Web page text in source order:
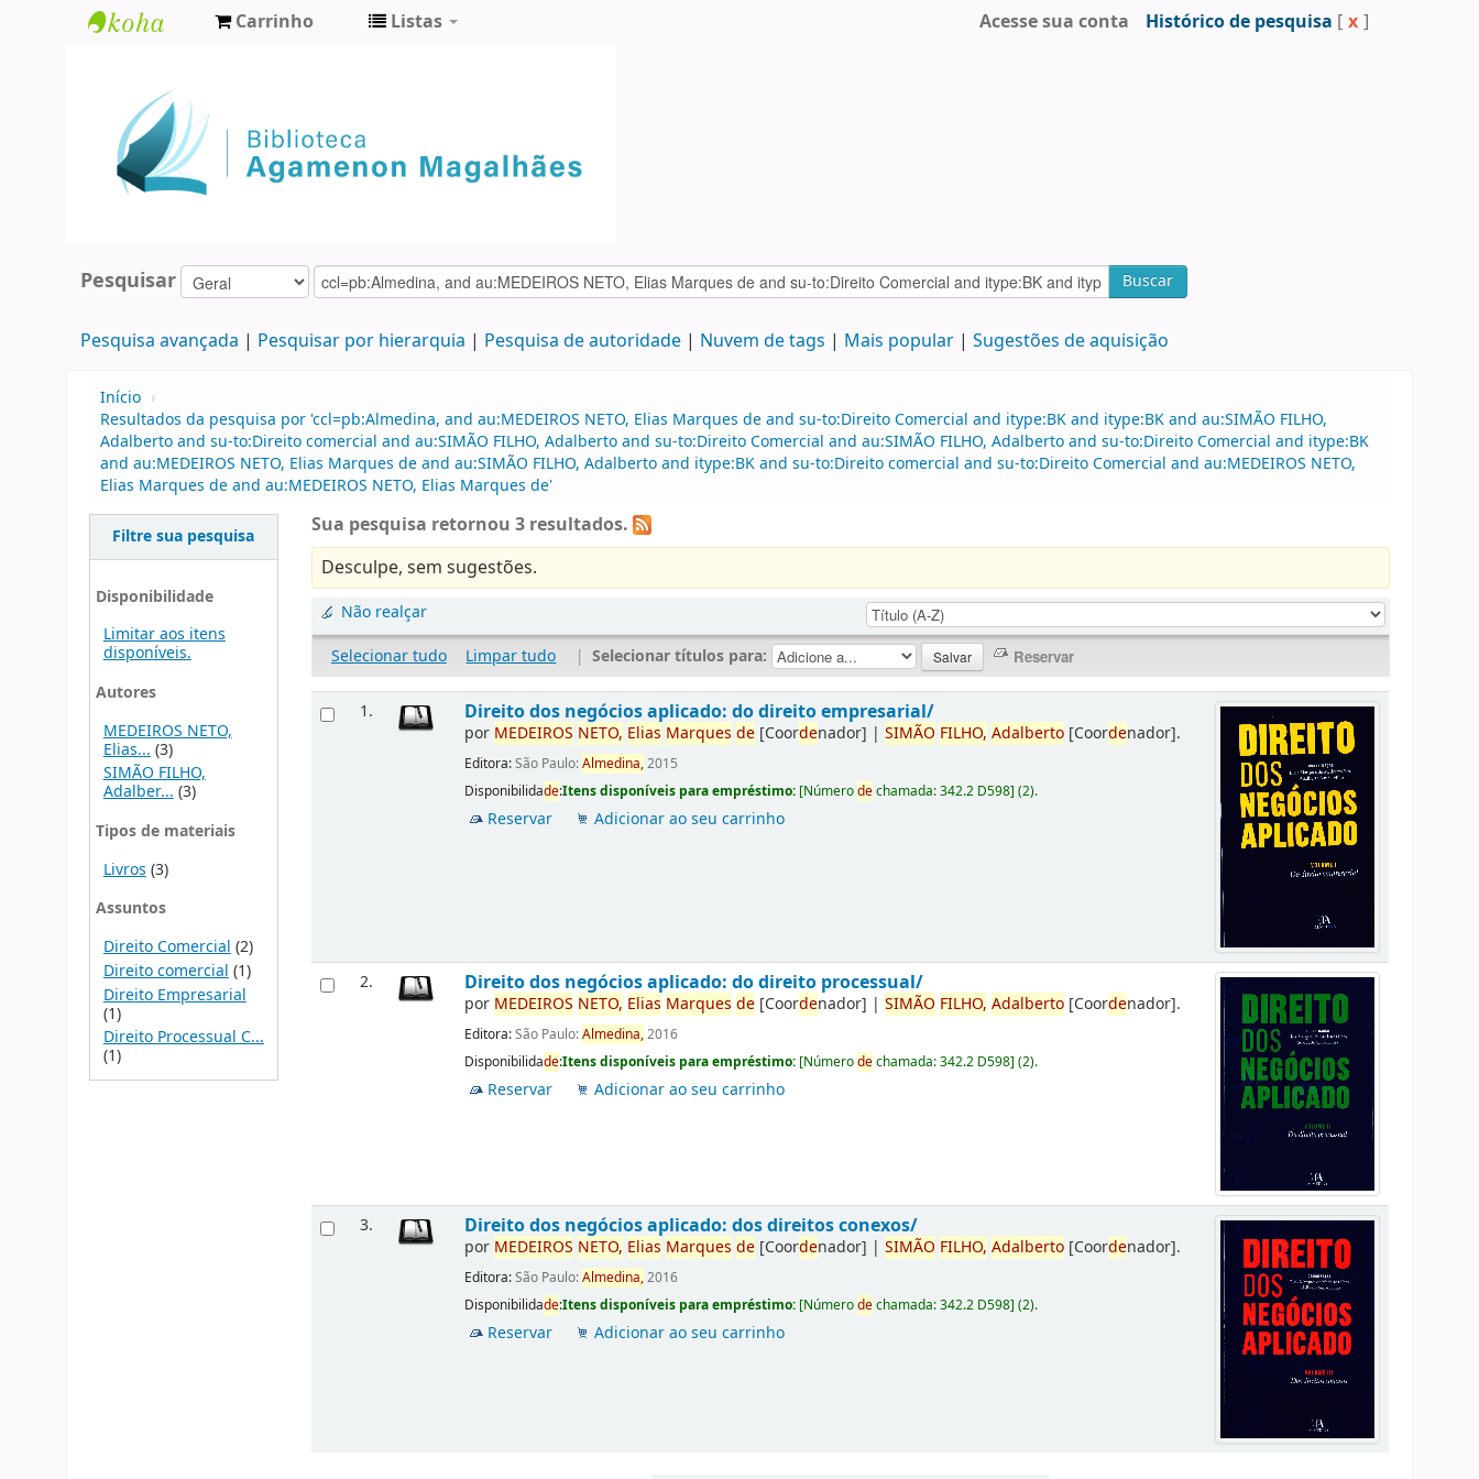
Agamenon
Magalhães
Carrinho Listas Acesse sua conta Histórico de pesquisa [ x ]
Pesquisar Buscar
Pesquisa avançada Pesquisar por hierarquia Pesquisa de autoridade Nuvem de tags Mais popular Sugestões de aquisição
Início ›
Resultados da pesquisa por 'ccl=pb:Almedina, and au:MEDEIROS NETO, Elias Marques de and su-to:Direito Comercial and itype:BK and itype:BK and au:SIMÃO FILHO,
Adalberto and su-to:Direito comercial and au:SIMÃO FILHO, Adalberto and su-to:Direito Comercial and au:SIMÃO FILHO, Adalberto and su-to:Direito Comercial and itype:BK
and au:MEDEIROS NETO, Elias Marques de and au:SIMÃO FILHO, Adalberto and itype:BK and su-to:Direito comercial and su-to:Direito Comercial and au:MEDEIROS NETO,
Elias Marques de and au:MEDEIROS NETO, Elias Marques de'
Filtre sua pesquisa
Disponibilidade
Limitar aos itens
disponíveis.
Autores
MEDEIROS NETO,
Elias... (3)
SIMÃO FILHO,
Adalber...(3)
Tipos de materiais
Livros (3)
Assuntos
Direito Comercial (2)
Direito comercial (1)
Direito Empresarial
(1)
Direito Processual C...
(1)
Sua pesquisa retornou 3 resultados.
Desculpe, sem sugestões.
Não realçar
Selecionar tudo
Limpar tudo | Selecionar títulos para:
1. Direito dos negócios aplicado: do direito empresarial/
por MEDEIROS NETO, Elias Marques de [Coordenador] |SIMÃO FILHO, Adalberto [Coordenador].
Editora:São Paulo:Almedina,2015
Disponibilidade:Itens disponíveis para empréstimo: [Númerodechamada:342.2 D598](2).
Reservar Adicionar ao seu carrinho
2. Direito dos negócios aplicado: do direito processual/
por MEDEIROS NETO, Elias Marques de [Coordenador] |SIMÃO FILHO, Adalberto [Coordenador].
Editora:São Paulo:Almedina,2016
Disponibilidade:Itens disponíveis para empréstimo: [Númerodechamada:342.2 D598](2).
Reservar Adicionar ao seu carrinho
3. Direito dos negócios aplicado: dos direitos conexos/
por MEDEIROS NETO, Elias Marques de [Coordenador] |SIMÃO FILHO, Adalberto [Coordenador].
Editora:São Paulo:Almedina,2016
Disponibilidade:Itens disponíveis para empréstimo: [Númerodechamada:342.2 D598](2).
Reservar Adicionar ao seu carrinho